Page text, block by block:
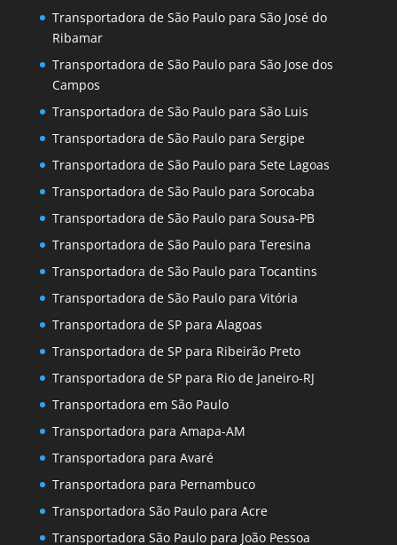
Transportadora de São Paulo para São José do
Ribamar
Transportadora de São Paulo para São Jose dos
Campos
Transportadora de São Paulo para São Luis
Transportadora de São Paulo para Sergipe
Transportadora de São Paulo para Sete Lagoas
Transportadora de São Paulo para Sorocaba
Transportadora de São Paulo para Sousa-PB
Transportadora de São Paulo para Teresina
Transportadora de São Paulo para Tocantins
Transportadora de São Paulo para Vitória
Transportadora de SP para Alagoas
Transportadora de SP para Ribeirão Preto
Transportadora de SP para Rio de Janeiro-RJ
Transportadora em São Paulo
Transportadora para Amapa-AM
Transportadora para Avaré
Transportadora para Pernambuco
Transportadora São Paulo para Acre
Transportadora São Paulo para João Pessoa